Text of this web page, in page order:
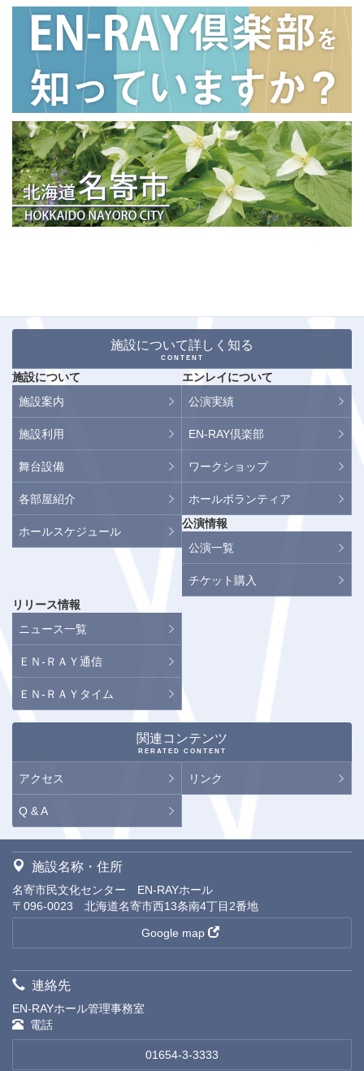
施設について詳しく知る
CONTENT
施設について
施設案内
施設利用
舞台設備
各部屋紹介
ホールスケジュール
エンレイについて
公演実績
EN-RAY倶楽部
ワークショップ
ホールボランティア
公演情報
公演一覧
チケット購入
リリース情報
ニュース一覧
ＥＮ-ＲＡＹ通信
ＥＮ-ＲＡＹタイム
関連コンテンツ
RERATED CONTENT
アクセス リンク
Q & A
施設名称・住所
名寄市民文化センター EN-RAYホール
〒096-0023 北海道名寄市西13条南4丁目2番地
Google map
連絡先
EN-RAYホール管理事務室
電話
01654-3-3333